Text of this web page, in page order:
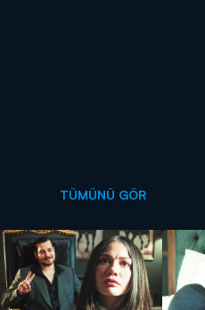
TÜMÜNÜ GÖR